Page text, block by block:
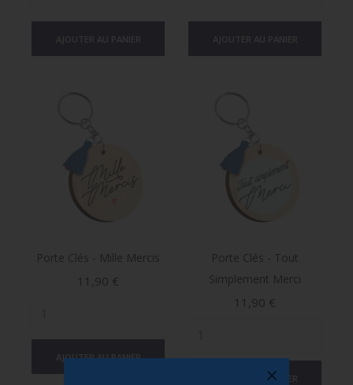
Porte Clés - Mille Mercis
Prix
11,90 €
AJOUTER AU PANIER
Porte Clés - Tout
Simplement Merci
Prix
11,90 €
AJOUTER AU PANIER